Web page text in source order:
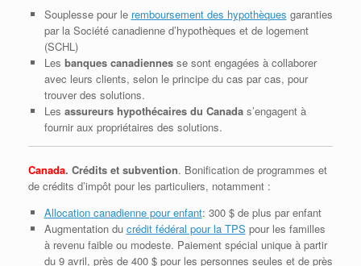
Souplesse pour le remboursement des hypothèques garanties
par la Société canadienne d’hypothèques et de logement
(SCHL)
Les banques canadiennesse sont engagées à collaborer
avec leurs clients, selon le principe du cas par cas, pour
trouver des solutions.
Les assureurs hypothécaires du Canadas’engagent à
fournir aux propriétaires des solutions.
Canada. Crédits et subvention. Bonification de programmes et
de crédits d’impôt pour les particuliers, notamment :
Allocation canadienne pour enfant: 300 $ de plus par enfant
Augmentation du crédit fédéral pour la TPS pour les familles
à revenu faible ou modeste. Paiement spécial unique à partir
du 9 avril, près de 400 $ pour les personnes seules et de près